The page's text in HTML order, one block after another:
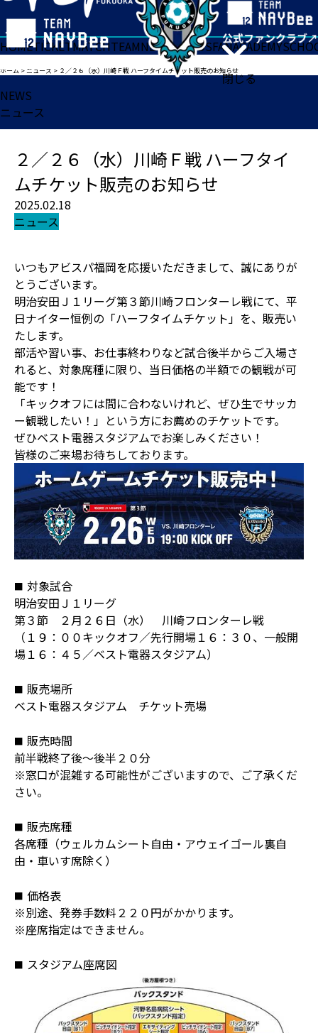
閉じる
HOMETICKETMATCHTEAMNEWSGOODSFANACADEMY
ホーム >ニュース > ２／２６（水）川崎Ｆ戦 ハーフタイムチケット販売のお知らせ
NEWS
ニュース
２／２６（水）川崎Ｆ戦 ハーフタイ
ムチケット販売のお知らせ
2025.02.18
ニュース
いつもアビスパ福岡を応援いただきまして、誠にありが
とうございます。
明治安田Ｊ１リーグ第３節川崎フロンターレ戦にて、平
日ナイター恒例の「ハーフタイムチケット」を、販売い
たします。
部活や習い事、お仕事終わりなど試合後半からご入場さ
れると、対象席種に限り、当日価格の半額での観戦が可
能です！
「キックオフには間に合わないけれど、ぜひ生でサッカ
ー観戦したい！」という方にお薦めのチケットです。
ぜひベスト電器スタジアムでお楽しみください！
皆様のご来場お待ちしております。
対象試合
明治安田Ｊ１リーグ
第３節 ２月２６日（水） 川崎フロンターレ戦
（１９：００キックオフ／先行開場１６：３０、一般開
場１６：４５／ベスト電器スタジアム）
販売場所
ベスト電器スタジアム チケット売場
販売時間
前半戦終了後～後半２０分
※窓口が混雑する可能性がございますので、ご了承くだ
さい。
販売席種
各席種（ウェルカムシート自由・アウェイゴール裏自
由・車いす席除く）
価格表
※別途、発券手数料２２０円がかかります。
※座席指定はできません。
スタジアム座席図